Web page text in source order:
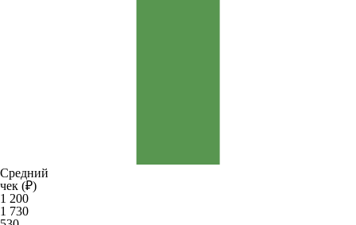
Средний
чек (₽)
1 200
1 730